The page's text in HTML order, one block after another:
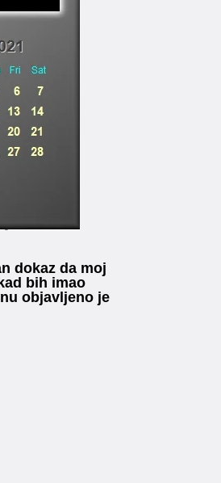
dokaz da moj
bih imao
objavljeno je